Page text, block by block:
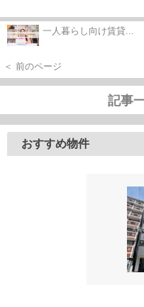
一人暮らし向け賃貸...
＜ 前のページ
記事
おすすめ物件